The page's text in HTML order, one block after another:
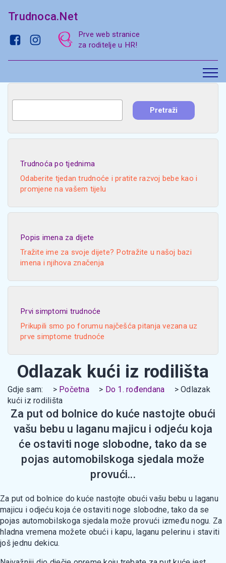
Trudnoca.Net
Prve web stranice
za roditelje u HR!
Trudnoća po tjednima
Odaberite tjedan trudnoće i pratite razvoj bebe kao i
promjene na vašem tijelu
Popis imena za dijete
Tražite ime za svoje dijete? Potražite u našoj bazi
imena i njihova značenja
Prvi simptomi trudnoće
Prikupili smo po forumu najčešća pitanja vezana uz
prve simptome trudnoće
Odlazak kući iz rodilišta
Gdje sam: Početna Do 1. rođendana
Odlazak
kući iz rodilišta
Za put od bolnice do kuće nastojte obući
vašu bebu u laganu majicu i odjeću koja
će ostaviti noge slobodne, tako da se
pojas automobilskoga sjedala može
provući...
Za put od bolnice do kuće nastojte obući vašu bebu u laganu
majicu i odjeću koja će ostaviti noge slobodne, tako da se
pojas automobilskoga sjedala može provući između nogu. Za
hladna vremena možete obući i kapu, laganu pelerinu i staviti
još jednu dekicu.